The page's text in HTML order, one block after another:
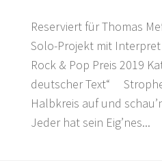
Reserviert für Thomas
Solo-Projekt mit
Rock & Pop Preis 2019
deutscher Text“
Halbkreis auf und
Jeder hat sein Eig’nes...